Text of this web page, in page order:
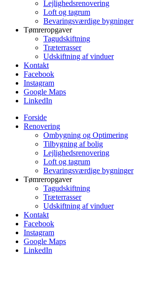
Lejlighedsrenovering
Loft og tagrum
Bevaringsværdige bygninger
Tømreropgaver
Tagudskiftning
Træterrasser
Udskiftning af vinduer
Kontakt
Facebook
Instagram
Google Maps
LinkedIn
Forside
Renovering
Ombygning og Optimering
Tilbygning af bolig
Lejlighedsrenovering
Loft og tagrum
Bevaringsværdige bygninger
Tømreropgaver
Tagudskiftning
Træterrasser
Udskiftning af vinduer
Kontakt
Facebook
Instagram
Google Maps
LinkedIn